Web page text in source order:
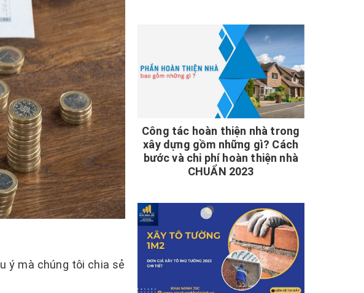
ý mà chúng tôi chia sẻ
Công tác hoàn thiện nhà trong
xây dựng gồm những gì? Cách
bước và chi phí hoàn thiện nhà
CHUẨN 2023